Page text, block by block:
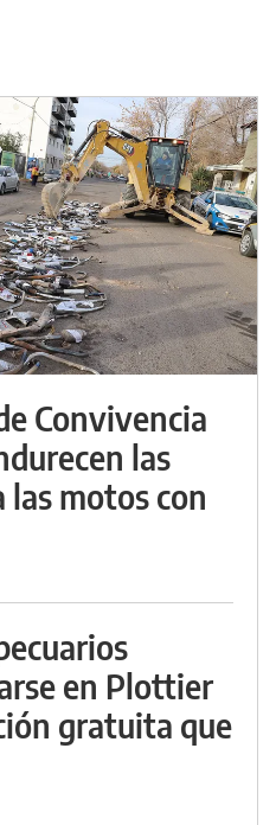
Convivencia
las
motos con
en Plottier
gratuita que